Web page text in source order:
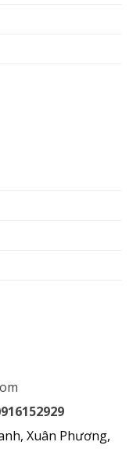
Xuân Phương,